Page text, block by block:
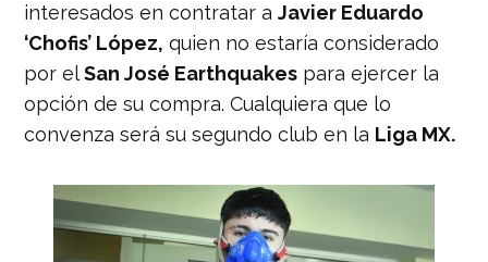
interesados en contratar aJavier Eduardo
‘Chofis’ López, quien no estaría considerado
por elSan José Earthquakes para ejercer la
opción de su compra. Cualquiera que lo
convenza será su segundo club en la Liga MX.